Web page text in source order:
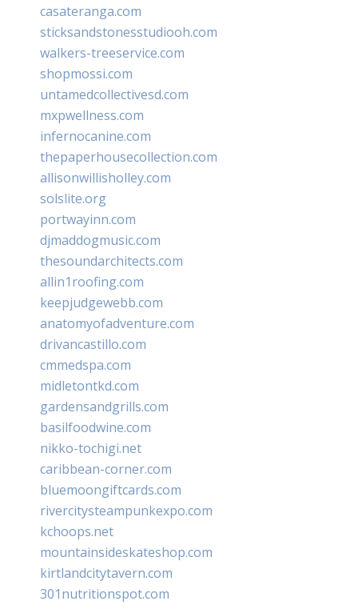
casateranga.com
sticksandstonesstudiooh.com
walkers-treeservice.com
shopmossi.com
untamedcollectivesd.com
mxpwellness.com
infernocanine.com
thepaperhousecollection.com
allisonwillisholley.com
solslite.org
portwayinn.com
djmaddogmusic.com
thesoundarchitects.com
allin1roofing.com
keepjudgewebb.com
anatomyofadventure.com
drivancastillo.com
cmmedspa.com
midletontkd.com
gardensandgrills.com
basilfoodwine.com
nikko-tochigi.net
caribbean-corner.com
bluemoongiftcards.com
rivercitysteampunkexpo.com
kchoops.net
mountainsideskateshop.com
kirtlandcitytavern.com
301nutritionspot.com